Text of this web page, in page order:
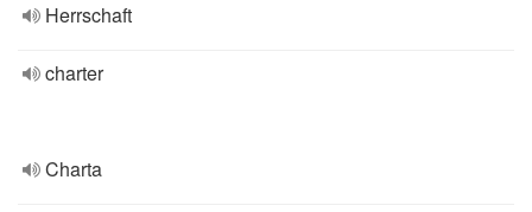
Herrschaft
charter
Charta